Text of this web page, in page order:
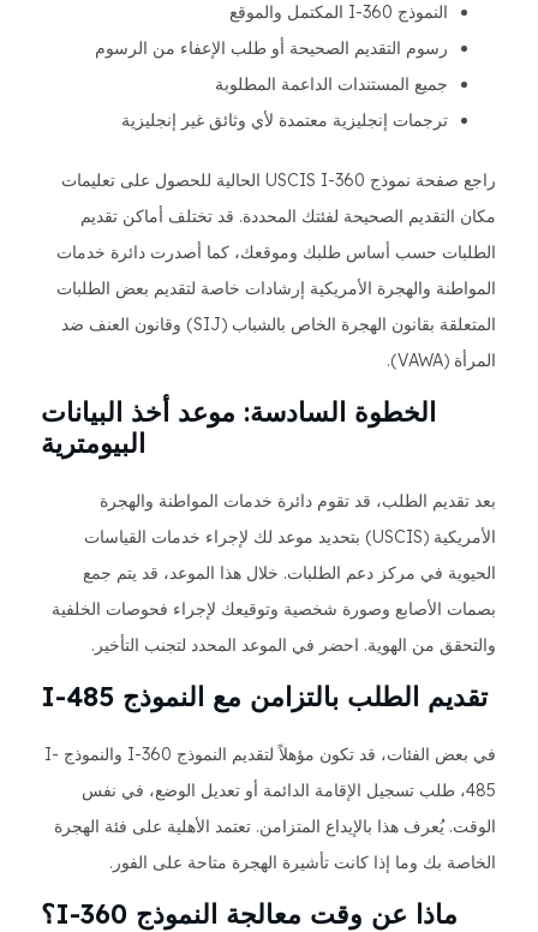
النموذج I-360 المكتمل والموقع
رسوم التقديم الصحيحة أو طلب الإعفاء من الرسوم
جميع المستندات الداعمة المطلوبة
ترجمات إنجليزية معتمدة لأي وثائق غير إنجليزية
راجع صفحة نموذج USCIS I-360 الحالية للحصول على تعليمات
مكان التقديم الصحيحة لفئتك المحددة. قد تختلف أماكن تقديم
الطلبات حسب أساس طلبك وموقعك، كما أصدرت دائرة خدمات
المواطنة والهجرة الأمريكية إرشادات خاصة لتقديم بعض الطلبات
المتعلقة بقانون الهجرة الخاص بالشباب (SIJ) وقانون العنف ضد
المرأة (VAWA).
الخطوة السادسة: موعد أخذ البيانات
البيومترية
بعد تقديم الطلب، قد تقوم دائرة خدمات المواطنة والهجرة
الأمريكية (USCIS) بتحديد موعد لك لإجراء خدمات القياسات
الحيوية في مركز دعم الطلبات. خلال هذا الموعد، قد يتم جمع
بصمات الأصابع وصورة شخصية وتوقيعك لإجراء فحوصات الخلفية
والتحقق من الهوية. احضر في الموعد المحدد لتجنب التأخير.
تقديم الطلب بالتزامن مع النموذج I-485
في بعض الفئات، قد تكون مؤهلاً لتقديم النموذج I-360 والنموذج I-
485، طلب تسجيل الإقامة الدائمة أو تعديل الوضع، في نفس
الوقت. يُعرف هذا بالإيداع المتزامن. تعتمد الأهلية على فئة الهجرة
الخاصة بك وما إذا كانت تأشيرة الهجرة متاحة على الفور.
ماذا عن وقت معالجة النموذج I-360؟